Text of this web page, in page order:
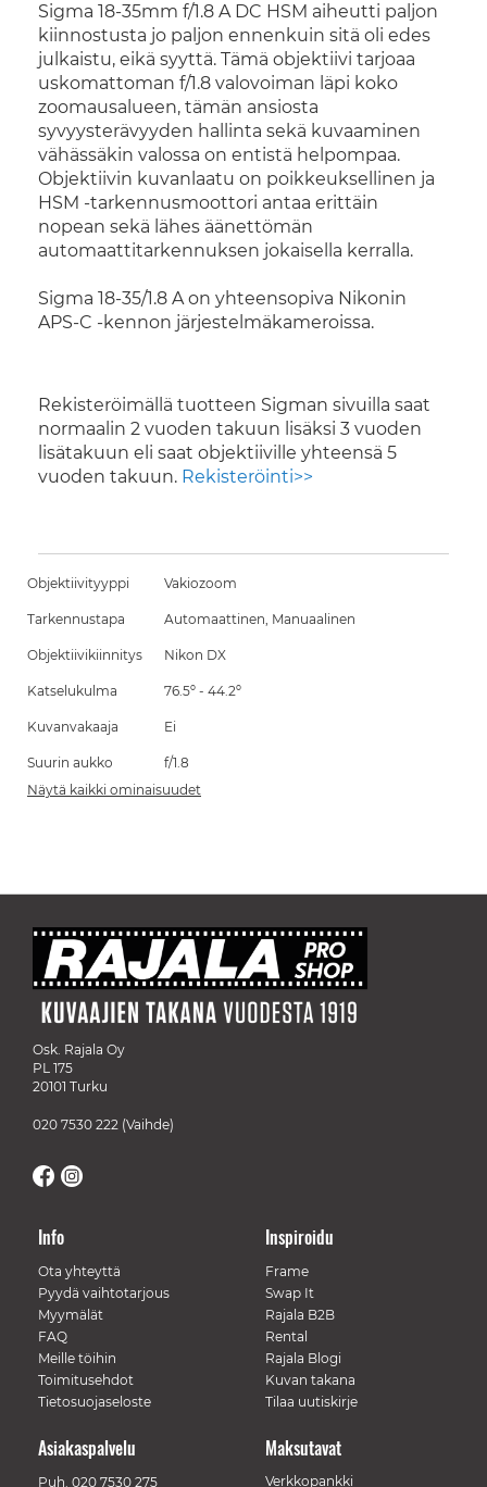
Sigma 18-35mm f/1.8 A DC HSM aiheutti paljon
kiinnostusta jo paljon ennenkuin sitä oli edes
julkaistu, eikä syyttä. Tämä objektiivi tarjoaa
uskomattoman f/1.8 valovoiman läpi koko
zoomausalueen, tämän ansiosta
syvyysterävyyden hallinta sekä kuvaaminen
vähässäkin valossa on entistä helpompaa.
Objektiivin kuvanlaatu on poikkeuksellinen ja
HSM -tarkennusmoottori antaa erittäin
nopean sekä lähes äänettömän
automaattitarkennuksen jokaisella kerralla.
Sigma 18-35/1.8 A on yhteensopiva Nikonin
APS-C -kennon järjestelmäkameroissa.
Rekisteröimällä tuotteen Sigman sivuilla saat
normaalin 2 vuoden takuun lisäksi 3 vuoden
lisätakuun eli saat objektiiville yhteensä 5
vuoden takuun. Rekisteröinti>>
Objektiivityyppi Vakiozoom
Tarkennustapa Automaattinen, Manuaalinen
Objektiivikiinnitys Nikon DX
Katselukulma 76.5º - 44.2º
Kuvanvakaaja Ei
Suurin aukko
f/1.8
Näytä kaikki ominaisuudet
Osk. Rajala Oy
PL 175
20101 Turku
020 7530 222 (Vaihde)
Info
Ota yhteyttä
Pyydä vaihtotarjous
Myymälät
FAQ
Meille töihin
Toimitusehdot
Tietosuojaseloste
Inspiroidu
Frame
Swap It
Rajala B2B
Rental
Rajala Blogi
Kuvan takana
Tilaa uutiskirje
Maksutavat
Verkkopankki
Asiakaspalvelu
Puh. 020 7530 275